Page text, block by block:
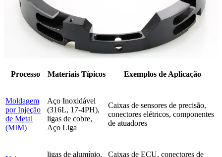
Processo Materiais Típicos Exemplos de Aplicação
Moldagem
por Injeção
de Metal
(MIM)
Aço Inoxidável
(316L, 17-4PH),
ligas de cobre,
Aço Liga
Caixas de sensores de precisão,
conectores elétricos, componentes
de atuadores
ligas de alumínio,
Caixas de ECU, conectores de